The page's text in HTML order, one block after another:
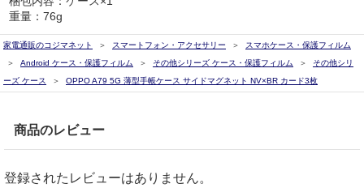
重量：76g
家電通販のコジマネット スマートフォン・アクセサリー
スマホケース・保護フィルム
Android ケース・保護フィルム
その他シリーズ ケース・保護フィルム
その他シリ
ーズ ケース
OPPO A79 5G 薄型手帳ケース サイドマグネット NV×BR カード3枚
商品のレビュー
登録されたレビューはありません。